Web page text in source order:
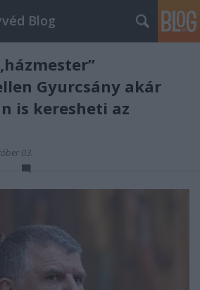
Blog
Gyurcsány akár
is keresheti az
03.